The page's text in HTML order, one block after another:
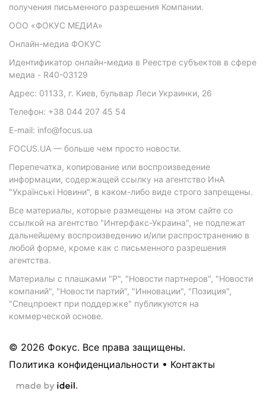
получения письменного разрешения Компании.
ООО «ФОКУС МЕДИА»
Онлайн-медиа ФОКУС
Идентификатор онлайн-медиа в Реестре субъектов в сфере
медиа - R40-03129
Адрес: 01133, г. Киев, бульвар Леси Украинки, 26
Телефон: +38 044 207 45 54
E-mail: info@focus.ua
FOCUS.UA — больше чем просто новости.
Перепечатка, копирование или воспроизведение
информации, содержащей ссылку на агентство ИнА
"Українські Новини", в каком-либо виде строго запрещены.
Все материалы, которые размещены на этом сайте со
ссылкой на агентство "Интерфакс-Украина", не подлежат
дальнейшему воспроизведению и/или распространению в
любой форме, кроме как с письменного разрешения
агентства.
Материалы с плашками "Р", "Новости партнеров", "Новости
компаний", "Новости партий", "Инновации", "Позиция",
"Спецпроект при поддержке" публикуются на
коммерческой основе.
© 2026 Фокус. Все права защищены.
Политика конфиденциальности • Контакты